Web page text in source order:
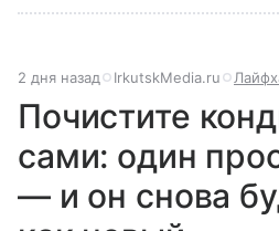
2 дня назад IrkutskMedia.ru
Почистите
сами: один
— и он снова